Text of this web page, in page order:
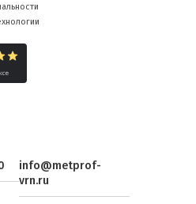
info@metprof-
vrn.ru